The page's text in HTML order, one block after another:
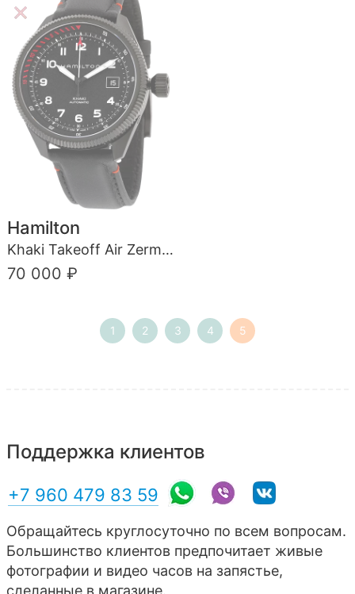
Hamilton
Khaki Takeoff Air Zermatt
70 000 ₽
1 2 3 4 5
Поддержка клиентов
+7 960 479 83 59
Обращайтесь круглосуточно по всем вопросам.
Большинство клиентов предпочитает живые
фотографии и видео часов на запястье,
сделанные в магазине.